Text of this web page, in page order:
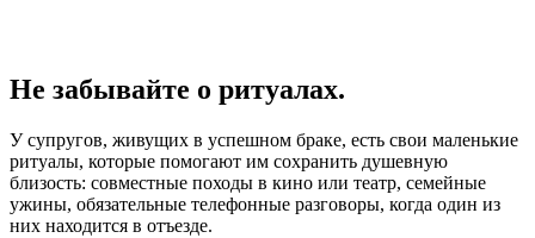
Не забывайте о ритуалах.
У супругов, живущих в успешном браке, есть свои маленькие
ритуалы, которые помогают им сохранить душевную
близость: совместные походы в кино или театр, семейные
ужины, обязательные телефонные разговоры, когда один из
них находится в отъезде.